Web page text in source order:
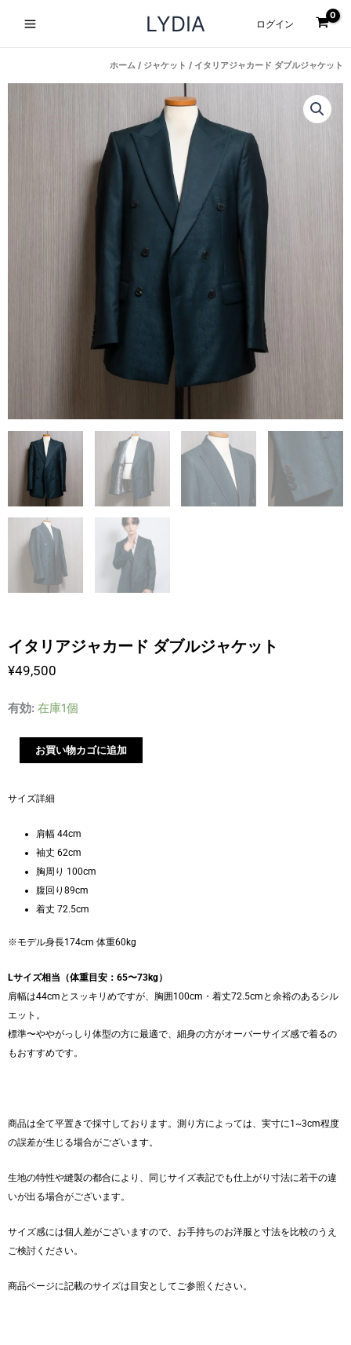
キ
LYDIA ログイン
ホーム / ジャケット / イタリアジャカード ダブルジャケット
イタリアジャカード ダブルジャケット
¥49,500
有効: 在庫1個
イ
ャ
ケ
ッ
個
お買い物カゴに追加
サイズ詳細
肩幅 44cm
袖丈 62cm
胸周り 100cm
腹回り89cm
着丈 72.5cm
※モデル身長174cm 体重60kg
Lサイズ相当（体重目安：65〜73kg）
肩幅は44cmとスッキリめですが、胸囲100cm・着丈72.5cmと余裕のあるシル
エット。
標準〜ややがっしり体型の方に最適で、細身の方がオーバーサイズ感で着るの
もおすすめです。
商品は全て平置きで採寸しております。測り方によっては、実寸に1~3cm程度
の誤差が生じる場合がございます。
生地の特性や縫製の都合により、同じサイズ表記でも仕上がり寸法に若干の違
いが出る場合がございます。
サイズ感には個人差がございますので、お手持ちのお洋服と寸法を比較のうえ
ご検討ください。
商品ページに記載のサイズは目安としてご参照ください。